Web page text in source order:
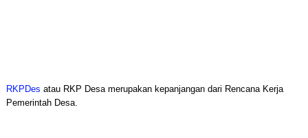
RKPDes atau RKP Desa merupakan kepanjangan dari Rencana Kerja
Pemerintah Desa.